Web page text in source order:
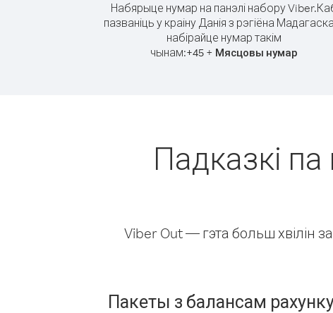
Набярыце нумар на панэлі набору Viber.
пазваніць у краіну Данія з рэгіёна
набірайце нумар такім
чынам:+45+ Мясцовы нумар
Падказкі па
Viber Out — гэта больш хвілін
Пакеты з балансам